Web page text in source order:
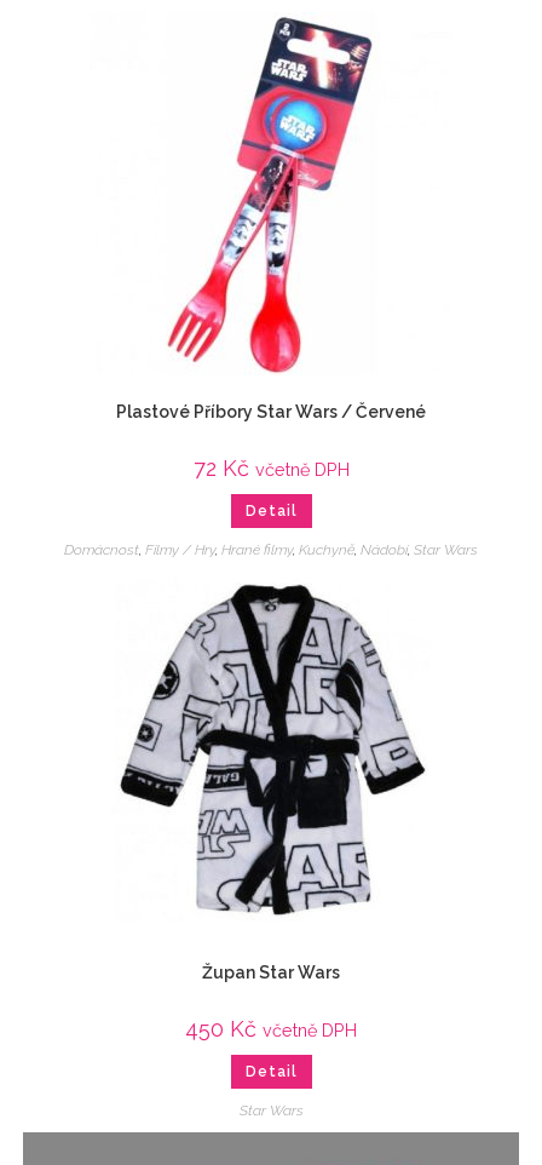
Plastové Příbory Star Wars / Červené
72 Kč včetně DPH
Detail
Domácnost, Filmy / Hry, Hrané filmy, Kuchyně, Nádobí, Star Wars
Župan Star Wars
450 Kč včetně DPH
Detail
Star Wars